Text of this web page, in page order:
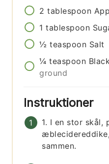
2 tablespoon
1 tablespoon
½ teaspoon Salt
¼ teaspoon
ground
Instruktioner
1. I en stor skål,
sammen.